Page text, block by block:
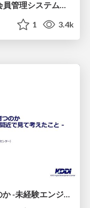
1 3.4k
AI時代、エンジニアはどう育つのか -未経験エンジニアの成長を間近で見て考えたこと-